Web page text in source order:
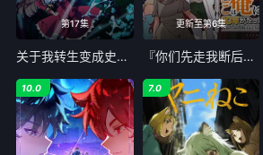
第17集
关于我转生变成史莱姆这档事 第四季 Part 2
更新至第6集
『你们先走我断后』，于是10年后我成为了传说
10.0 7.0